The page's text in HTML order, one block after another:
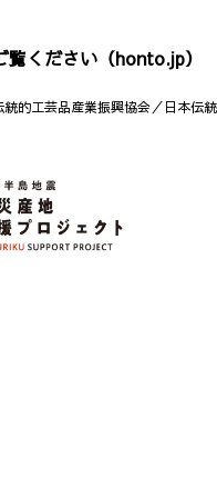
覧ください（honto.jp）
的工芸品産業振興協会／日本伝